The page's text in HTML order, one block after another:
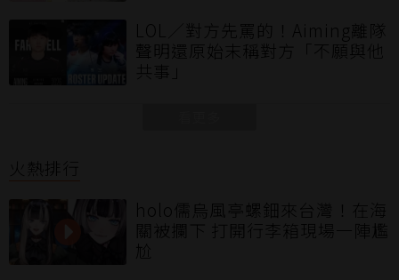
LOL／對方先罵的！Aiming離隊
聲明還原始末稱對方「不願與他
共事」
火熱排行
holo儒烏風亭螺鈿來台灣！在海
關被攔下 打開行李箱現場一陣尷
尬